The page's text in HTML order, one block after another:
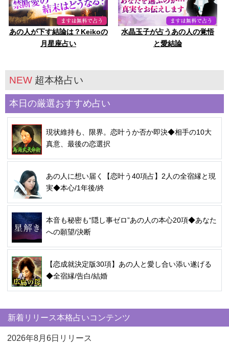
あの人が下す結論は？Keikoの
月星座占い
水晶玉子が占うあの人の覚悟
と愛結論
NEW 超本格占い
本日の厳選おすすめ占い
現状維持も、限界。恋叶うか否か即決◆相手の10大
真意、最後の恋選択
あの人に想い届く【恋叶う40項占】2人の全宿縁と現
実◆本心/1年後/終
本音も秘密も“隠し事ゼロ”あの人の本心20項◆あなた
への願望/決断
【恋成就決定版30項】あの人と愛し合い添い遂げる
◆全宿縁/告白/結婚
新着リリース本格占いコンテンツ
2026年8月6日リリース